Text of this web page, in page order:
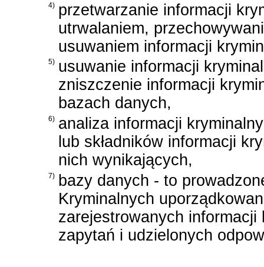
4) przetwarzanie informacji
utrwalaniem,
usuwaniem informacji
5) usuwanie informacji
zniszczenie informacji
bazach danych,
6) analiza informacji
lub składników informacji
nich wynikających,
7)
bazy danych - to
Kryminalnych
zarejestrowanych
zapytań i udzielonych